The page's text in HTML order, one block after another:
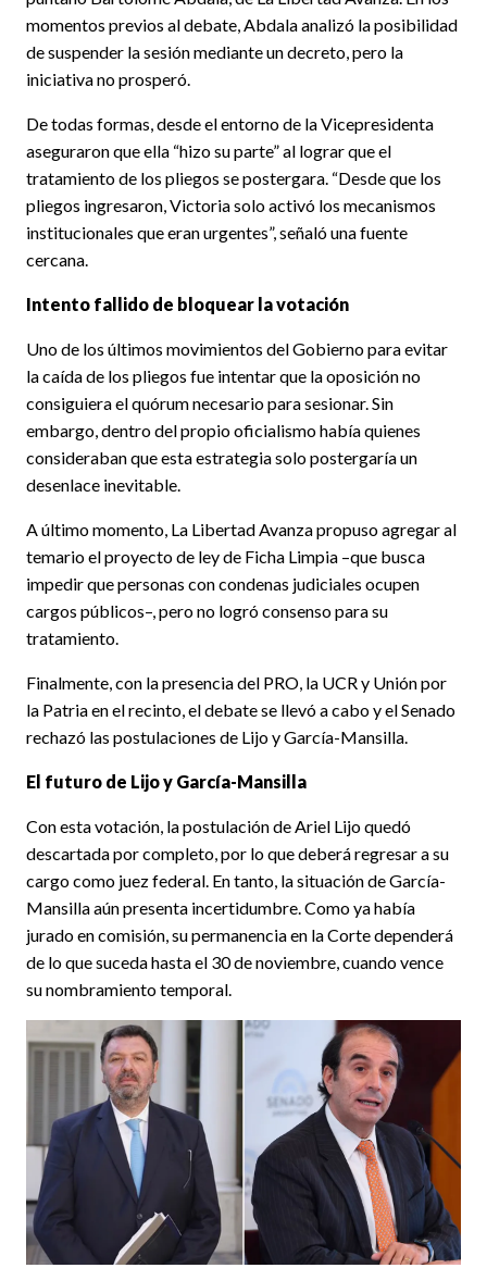
momentos previos al debate, Abdala analizó la posibilidad
de suspender la sesión mediante un decreto, pero la
iniciativa no prosperó.
De todas formas, desde el entorno de la Vicepresidenta
aseguraron que ella “hizo su parte” al lograr que el
tratamiento de los pliegos se postergara. “Desde que los
pliegos ingresaron, Victoria solo activó los mecanismos
institucionales que eran urgentes”, señaló una fuente
cercana.
Intento fallido de bloquear la votación
Uno de los últimos movimientos del Gobierno para evitar
la caída de los pliegos fue intentar que la oposición no
consiguiera el quórum necesario para sesionar. Sin
embargo, dentro del propio oficialismo había quienes
consideraban que esta estrategia solo postergaría un
desenlace inevitable.
A último momento, La Libertad Avanza propuso agregar al
temario el proyecto de ley de Ficha Limpia –que busca
impedir que personas con condenas judiciales ocupen
cargos públicos–, pero no logró consenso para su
tratamiento.
Finalmente, con la presencia del PRO, la UCR y Unión por
la Patria en el recinto, el debate se llevó a cabo y el Senado
rechazó las postulaciones de Lijo y García-Mansilla.
El futuro de Lijo y García-Mansilla
Con esta votación, la postulación de Ariel Lijo quedó
descartada por completo, por lo que deberá regresar a su
cargo como juez federal. En tanto, la situación de García-
Mansilla aún presenta incertidumbre. Como ya había
jurado en comisión, su permanencia en la Corte dependerá
de lo que suceda hasta el 30 de noviembre, cuando vence
su nombramiento temporal.